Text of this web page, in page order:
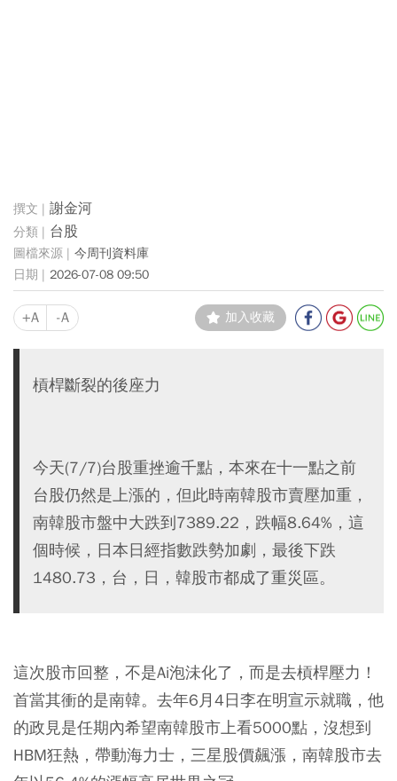
謝金河
台股
今周刊資料庫
2026-07-08 09:50
+A -A 加入收藏
槓桿斷裂的後座力
今天(7/7)台股重挫逾千點，本來在十一點之前
台股仍然是上漲的，但此時南韓股市賣壓加重，
南韓股市盤中大跌到7389.22，跌幅8.64%，這
個時候，日本日經指數跌勢加劇，最後下跌
1480.73，台，日，韓股市都成了重災區。
這次股市回整，不是Ai泡沬化了，而是去槓桿壓力！
首當其衝的是南韓。去年6月4日李在明宣示就職，他
的政見是任期內希望南韓股市上看5000點，沒想到
HBM狂熱，帶動海力士，三星股價飆漲，南韓股市去